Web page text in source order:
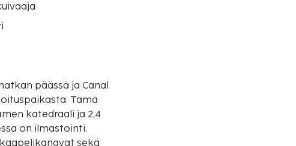
päässä ja Canal
Tämä
katedraali ja 2,4
on ilmastointi,
sekä